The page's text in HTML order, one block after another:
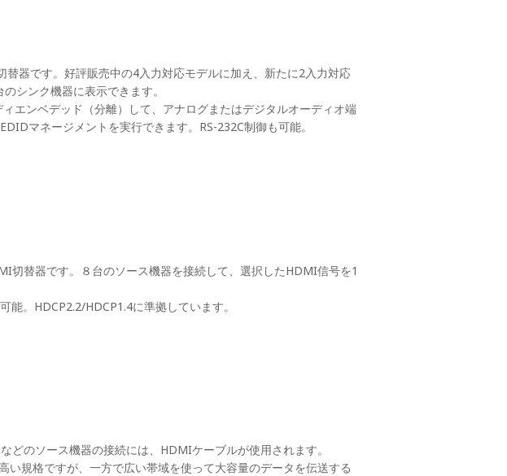
器です。好評販売中の4入力対応モデルに加え、新たに2入力対応
シンク機器に表示できます。
エンベデッド（分離）して、アナログまたはデジタルオーディオ端
マネージメントを実行できます。RS-232C制御も可能。
切替器です。８台のソース機器を接続して、選択したHDMI信号を1
。HDCP2.2/HDCP1.4に準拠しています。
どのソース機器の接続には、HDMIケーブルが使用されます。
規格ですが、一方で広い帯域を使って大容量のデータを伝送する